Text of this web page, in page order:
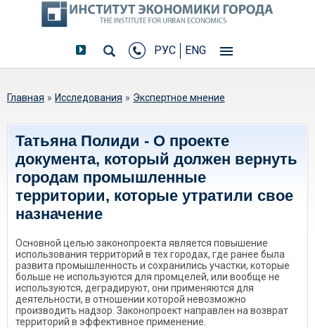
РУС ENG
Вы здесь
Главная » Исследования » Экспертное мнение
Татьяна Полиди - О проекте
документа, который должен вернуть
городам промышленные
территории, которые утратили свое
назначение
Основной целью законопроекта является повышение
использования территорий в тех городах, где ранее была
развита промышленность и сохранились участки, которые
больше не используются для промцелей, или вообще не
используются, деградируют, они применяются для
деятельности, в отношении которой невозможно
производить надзор. Законопроект направлен на возврат
территорий в эффективное применение.